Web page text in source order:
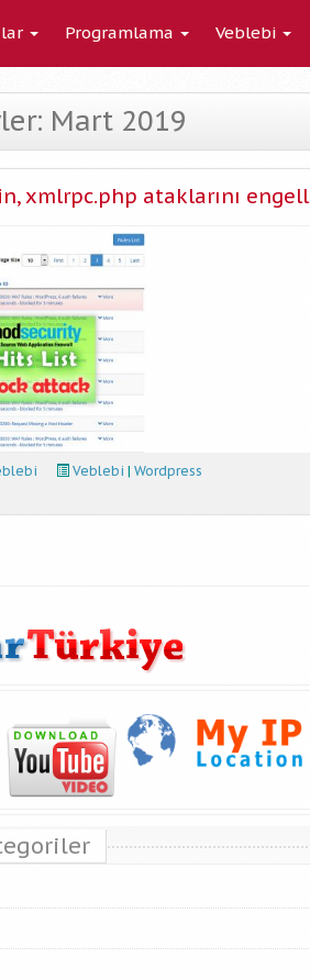
Programlama Veblebi
Mart 2019
xmlrpc.php ataklarını
Veblebi | Wordpress